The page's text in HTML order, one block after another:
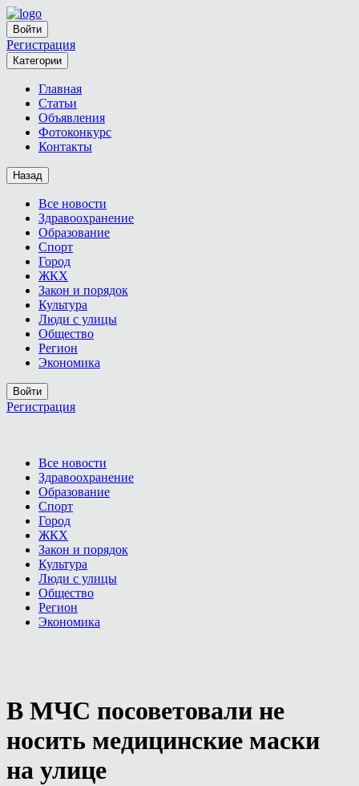
Войти
Регистрация
Категории
Главная
Статьи
Объявления
Фотоконкурс
Контакты
Назад
Все новости
Здравоохранение
Образование
Спорт
Город
ЖКХ
Закон и порядок
Культура
Люди с улицы
Общество
Регион
Экономика
Войти
Регистрация
Все новости
Здравоохранение
Образование
Спорт
Город
ЖКХ
Закон и порядок
Культура
Люди с улицы
Общество
Регион
Экономика
В МЧС посоветовали не
носить медицинские маски
на улице